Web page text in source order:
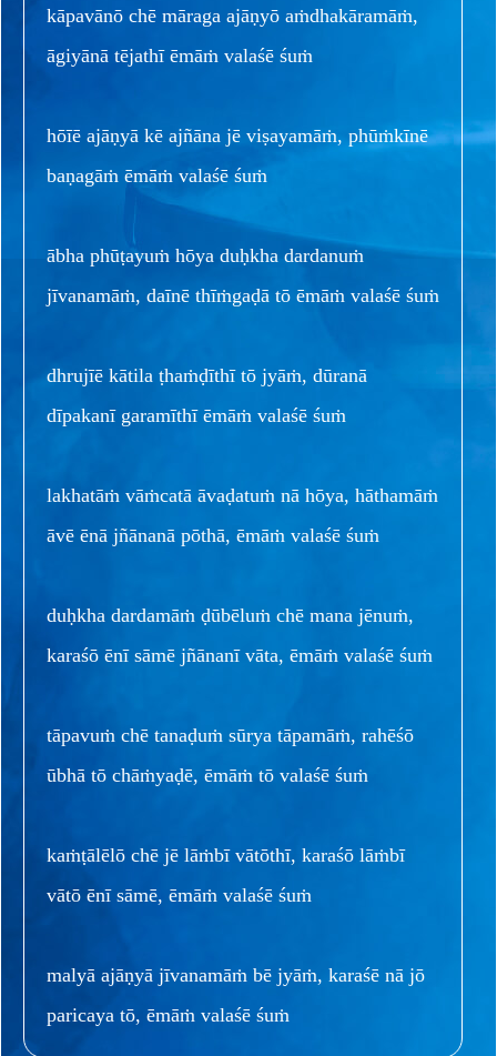
kāpavānō chē māraga ajāṇyō aṁdhakāramāṁ,
āgiyānā tējathī ēmāṁ valaśē śuṁ
hōīē ajāṇyā kē ajñāna jē viṣayamāṁ, phūṁkīnē
baṇagāṁ ēmāṁ valaśē śuṁ
ābha phūṭayuṁ hōya duḥkha dardanuṁ
jīvanamāṁ, daīnē thīṁgaḍā tō ēmāṁ valaśē śuṁ
dhrujīē kātila ṭhaṁḍīthī tō jyāṁ, dūranā
dīpakanī garamīthī ēmāṁ valaśē śuṁ
lakhatāṁ vāṁcatā āvaḍatuṁ nā hōya, hāthamāṁ
āvē ēnā jñānanā pōthā, ēmāṁ valaśē śuṁ
duḥkha dardamāṁ ḍūbēluṁ chē mana jēnuṁ,
karaśō ēnī sāmē jñānanī vāta, ēmāṁ valaśē śuṁ
tāpavuṁ chē tanaḍuṁ sūrya tāpamāṁ, rahēśō
ūbhā tō chāṁyaḍē, ēmāṁ tō valaśē śuṁ
kaṁṭālēlō chē jē lāṁbī vātōthī, karaśō lāṁbī
vātō ēnī sāmē, ēmāṁ valaśē śuṁ
malyā ajāṇyā jīvanamāṁ bē jyāṁ, karaśē nā jō
paricaya tō, ēmāṁ valaśē śuṁ